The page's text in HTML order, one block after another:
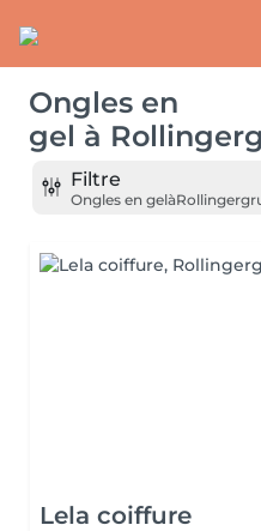
Ongles en
gel à
Filtre
Ongles en gelà
Lela coiffure